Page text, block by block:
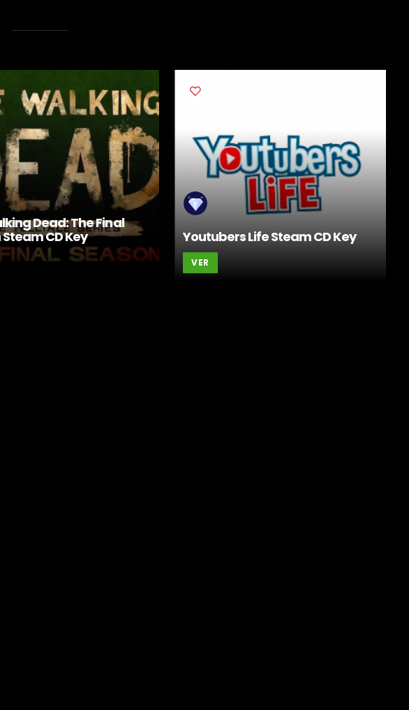
Dead: The Final
CD Key
Youtubers Life Steam CD Key
VER